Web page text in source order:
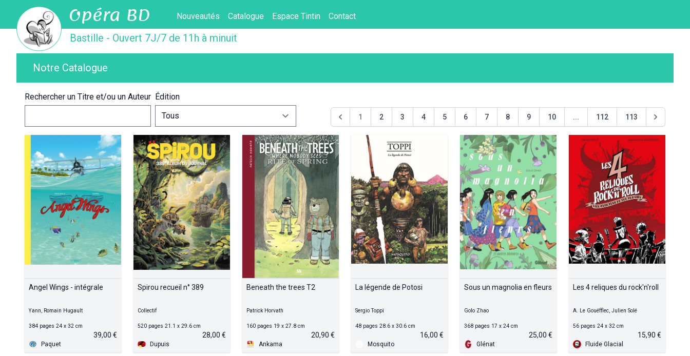
Opéra BD
Bastille - Ouvert 7J/7 de 11h à minuit
Nouveautés Catalogue Espace Tintin Contact
Notre Catalogue
Rechercher un Titre et/ou un Auteur Édition
1 2 3 4 5 6 7 8 9 10 ... 112 113
Angel Wings - intégrale
Yann, Romain Hugault
384 pages 24 x 32 cm
39,00 €
Paquet
Spirou recueil n° 389
Collectif
520 pages 21.1 x 29.6 cm
28,00 €
Dupuis
Beneath the trees T2
Patrick Horvath
160 pages 19 x 27.8 cm
20,90 €
Ankama
La légende de Potosi
Sergio Toppi
48 pages 28.6 x 30.6 cm
16,00 €
Mosquito
Sous un magnolia en fleurs
Golo Zhao
368 pages 17 x 24 cm
25,00 €
Glénat
Les 4 reliques du rock'n'roll
A. Le Gouëfflec, Julien Solé
56 pages 24 x 32 cm
15,90 €
Fluide Glacial